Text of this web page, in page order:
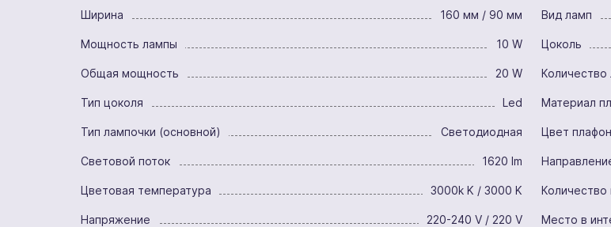
Ширина 160 мм / 90 мм
Мощность лампы 10 W
Общая мощность 20 W
Тип цоколя Led
Тип лампочки (основной) Светодиодная
Световой поток 1620 lm
Цветовая температура 3000k K / 3000 K
Напряжение 220-240 V / 220 V
Вид ламп
Цоколь
Количество
Материал
Цвет
Место в